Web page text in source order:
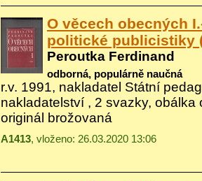
O věcech obecných
politické publicistiky
Peroutka Ferdinand
odborná, populárně naučná
r.v. 1991, nakladatel Státní
nakladatelství , 2 svazky, obálka
originál brožovaná
A1413, vloženo: 26.03.2020 13:06